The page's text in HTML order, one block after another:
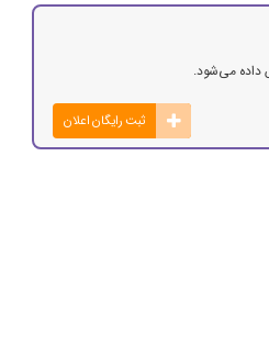
داده می‌شود.
ثبت رایگان اعلان